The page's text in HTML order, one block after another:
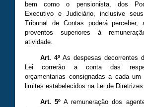
bem como o pensionista, dos
Executivo e Judiciário, inclusive
Tribunal de Contas poderá perceber,
proventos superiores à
atividade.
Art. 4ºAs despesas decorrentes
Lei correrão a conta das
orçamentarias consignadas a cada
limites estabelecidos na Lei de
Art. 5ºA remuneração dos